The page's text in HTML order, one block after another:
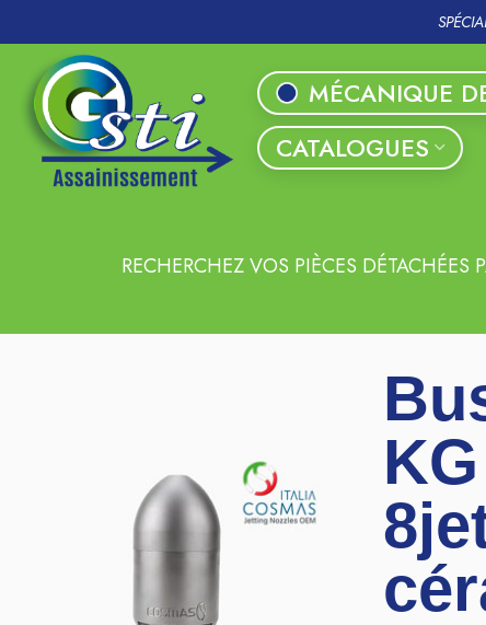
MÉCANIQUE
CATALOGUES
RECHERCHEZ VOS PIÈCES